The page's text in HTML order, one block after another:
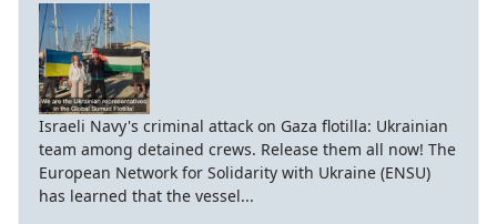
Israeli Navy's criminal attack on Gaza flotilla: Ukrainian
team among detained crews. Release them all now! The
European Network for Solidarity with Ukraine (ENSU)
has learned that the vessel...